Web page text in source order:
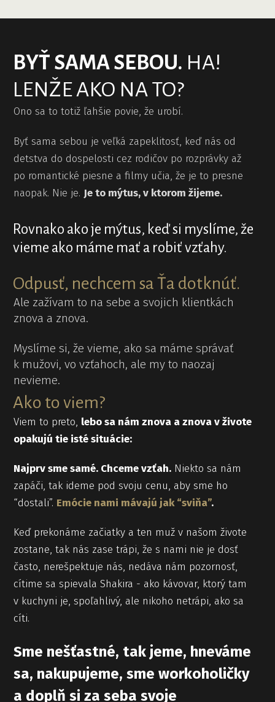
BYŤ SAMA SEBOU. HA!
LENŽE AKO NA TO?
Ono sa to totiž ľahšie povie, že urobí.
Byť sama sebou je veľká zapeklitosť, keď nás od
detstva do dospelosti cez rodičov po rozprávky až
po romantické piesne a filmy učia, že je to presne
naopak. Nie je. Je to mýtus, v ktorom žijeme.
Rovnako ako je mýtus, keď si myslíme, že
vieme ako máme mať a robiť vzťahy.
Odpusť, nechcem sa Ťa dotknúť.
Ale zažívam to na sebe a svojich klientkách
znova a znova.
Myslíme si, že vieme, ako sa máme správať
k mužovi, vo vzťahoch, ale my to naozaj
nevieme.
Ako to viem?
Viem to preto, lebo sa nám znova a znova v živote
opakujú tie isté situácie:
Najprv sme samé. Chceme vzťah. Niekto sa nám
zapáči, tak ideme pod svoju cenu, aby sme ho
“dostali”. Emócie nami mávajú jak “sviňa”.
Keď prekonáme začiatky a ten muž v našom živote
zostane, tak nás zase trápi, že s nami nie je dosť
často, nerešpektuje nás, nedáva nám pozornosť,
cítime sa spievala Shakira - ako kávovar, ktorý tam
v kuchyni je, spoľahlivý, ale nikoho netrápi, ako sa
cíti.
Sme nešťastné, tak jeme, hneváme
sa, nakupujeme, sme workoholičky
a doplň si za seba svoje